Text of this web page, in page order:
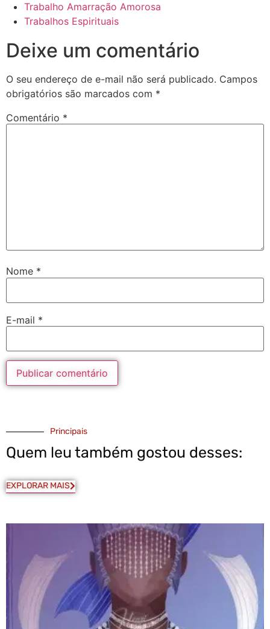
Trabalho Amarração Amorosa
Trabalhos Espirituais
Deixe um comentário
O seu endereço de e-mail não será publicado. Campos
obrigatórios são marcados com *
Comentário *
Nome *
E-mail *
Principais
Quem leu também gostou desses:
EXPLORAR MAIS